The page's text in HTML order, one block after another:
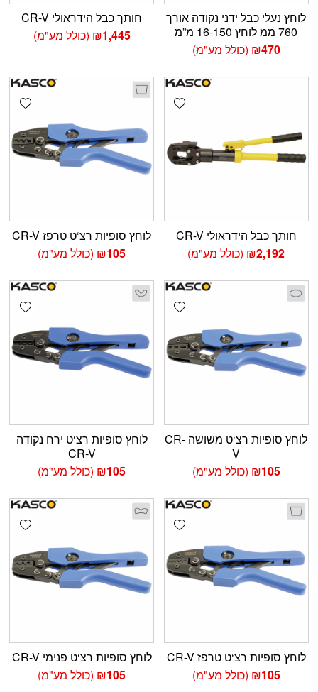
לוחץ נעלי כבל ידני נקודה אורך
760 ממ לוחץ 16-150 מ”מ
₪470 (כולל מע"מ)
חותך כבל הידראולי CR-V
₪1,445 (כולל מע"מ)
Add wishlist
חותך כבל הידראולי CR-V
₪2,192 (כולל מע"מ)
לוחץ סופיות רצ‘ט טרפז CR-V
₪105 (כולל מע"מ)
Add wishlist
לוחץ סופיות רצ‘ט משושה CR-
V
₪105 (כולל מע"מ)
לוחץ סופיות רצ‘ט ירח נקודה
CR-V
₪105 (כולל מע"מ)
Add wishlist
לוחץ סופיות רצ‘ט טרפז CR-V
₪105 (כולל מע"מ)
לוחץ סופיות רצ‘ט פנימי CR-V
₪105 (כולל מע"מ)